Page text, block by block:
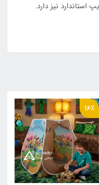
و نوار
استاندارد نیز دارد.
16٪